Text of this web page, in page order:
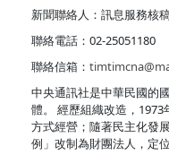
新聞聯絡人：訊息服務核
聯絡電話：02-25051180
聯絡信箱：
中央通訊社是中華民國的
體。 經歷組織改造，
方式經營；隨著民主化發
例」改制為財團法人，定